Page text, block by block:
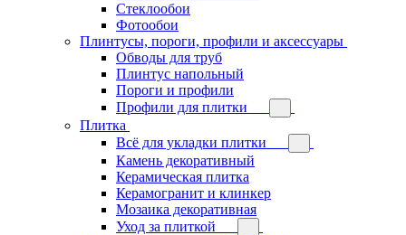
Стеклообои
Фотообои
Плинтусы, пороги, профили и аксессуары
Обводы для труб
Плинтус напольный
Пороги и профили
Профили для плитки
Плитка
Всё для укладки плитки
Камень декоративный
Керамическая плитка
Керамогранит и клинкер
Мозаика декоративная
Уход за плиткой